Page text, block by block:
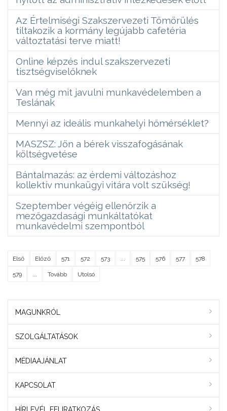
Az Értelmiségi Szakszervezeti Tömörülés
tiltakozik a kormány legújabb cafetéria
változtatási terve miatt!
Online képzés indul szakszervezeti
tisztségviselőknek
Van még mit javulni munkavédelemben a
Teslának
Mennyi az ideális munkahelyi hőmérséklet?
MASZSZ: Jön a bérek visszafogásának
költségvetése
Bántalmazás: az érdemi változáshoz
kollektív munkaügyi vitára volt szükség!
Szeptember végéig ellenőrzik a
mezőgazdasági munkáltatókat
munkavédelmi szempontból
Első Előző 571 572 573 575 576 577 578
579 Tovább Utolsó
MAGUNKRÓL
SZOLGÁLTATÁSOK
MÉDIAAJÁNLAT
KAPCSOLAT